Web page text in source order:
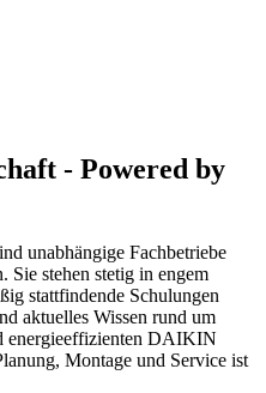
- Powered by
unabhängige Fachbetriebe
Sie stehen stetig in engem
stattfindende Schulungen
aktuelles Wissen rund um
energieeffizienten DAIKIN
Montage und Service ist